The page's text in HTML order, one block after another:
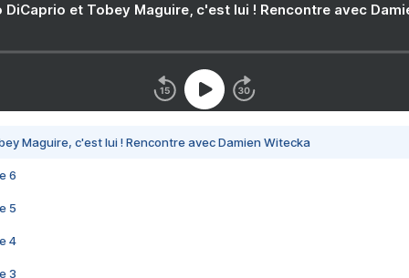
DiCaprio et Tobey Maguire, c'est lui ! Rencontre avec
Maguire, c'est lui ! Rencontre avec Damien Witecka
6
5
4
3